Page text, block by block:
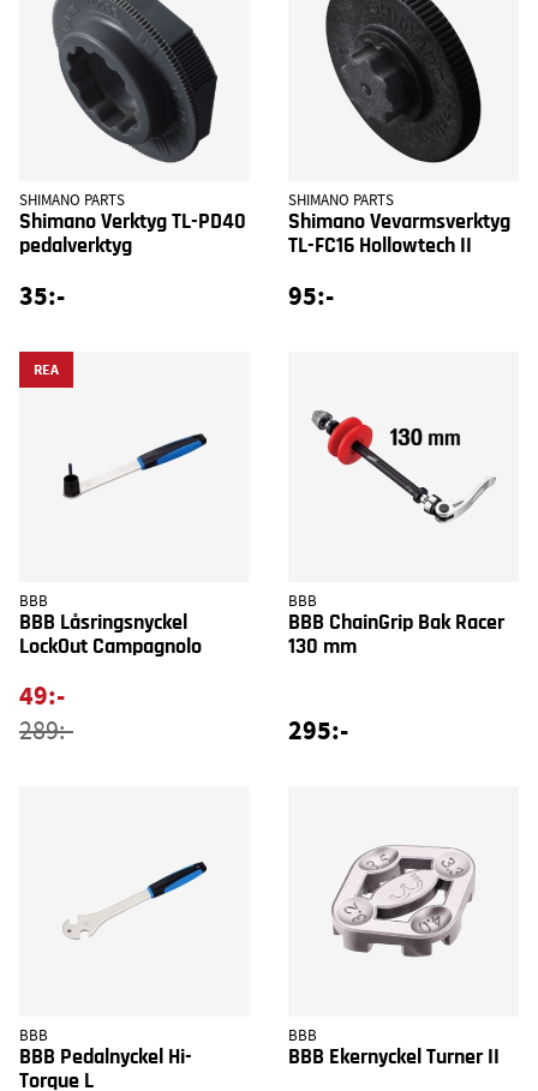
SHIMANO PARTS
Shimano Verktyg TL-PD40
pedalverktyg
35:-
SHIMANO PARTS
Shimano Vevarmsverktyg
TL-FC16 Hollowtech II
95:-
REA
BBB
BBB Låsringsnyckel
LockOut Campagnolo
49:-
289:-
BBB
BBB ChainGrip Bak Racer
130 mm
295:-
BBB
BBB Pedalnyckel Hi-
Torque L
BBB
BBB Ekernyckel Turner II